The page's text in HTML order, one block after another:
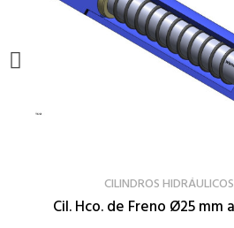
VER PRODUCTO
CILINDROS HIDRÁULICOS